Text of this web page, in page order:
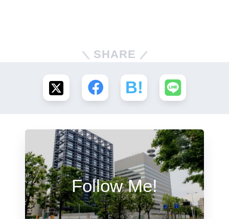
SHARE
Follow Me!